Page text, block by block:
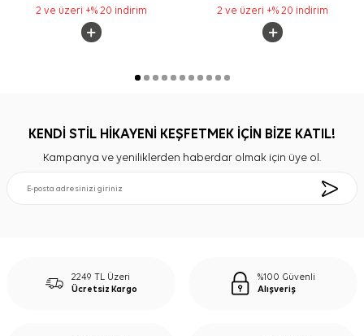
2 ve üzeri +% 20 indirim 2 ve üzeri +% 20 indirim
KENDİ STİL HİKAYENİ KEŞFETMEK İÇİN BİZE KATIL!
Kampanya ve yeniliklerden haberdar olmak için üye ol.
2249 TL Üzeri
Ücretsiz Kargo
%100 Güvenli
Alışveriş